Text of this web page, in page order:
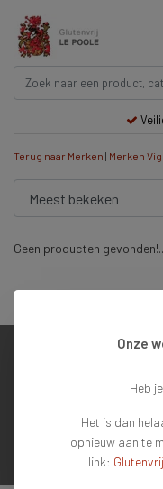
Terug naar Merken | Merken
Geen producten
Contactgegevens
Nieuwsbrief
Onze
Heb
Het is dan
opnieuw aan te
link: